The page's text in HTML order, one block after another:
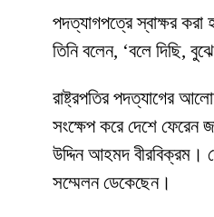
পদত্যাগপত্রে স্বাক্ষর করা
তিনি বলেন, ‘বলে দিছি,
রাষ্ট্রপতির পদত্যাগের
সংক্ষেপ করে দেশে ফেরেন
উদ্দিন আহমদ বীরবিক্রম।
সম্মেলন ডেকেছেন।